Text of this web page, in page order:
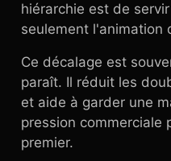
hiérarchie est de
seulement l'animation
Ce décalage est
paraît. Il réduit les
et aide à garder une
pression commerciale
premier.